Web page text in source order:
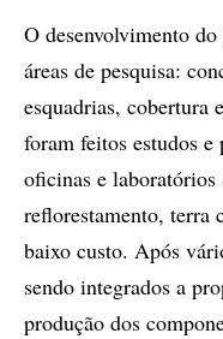
O desenvolvimento
áreas de pesquisa:
esquadrias, cobertura
foram feitos estudos
oficinas e laboratórios
reflorestamento, terra
baixo custo. Após
sendo integrados a
produção dos